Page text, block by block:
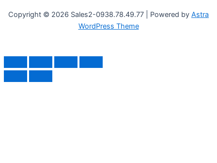
Copyright © 2026 Sales2-0938.78.49.77 | Powered by Astra
WordPress Theme